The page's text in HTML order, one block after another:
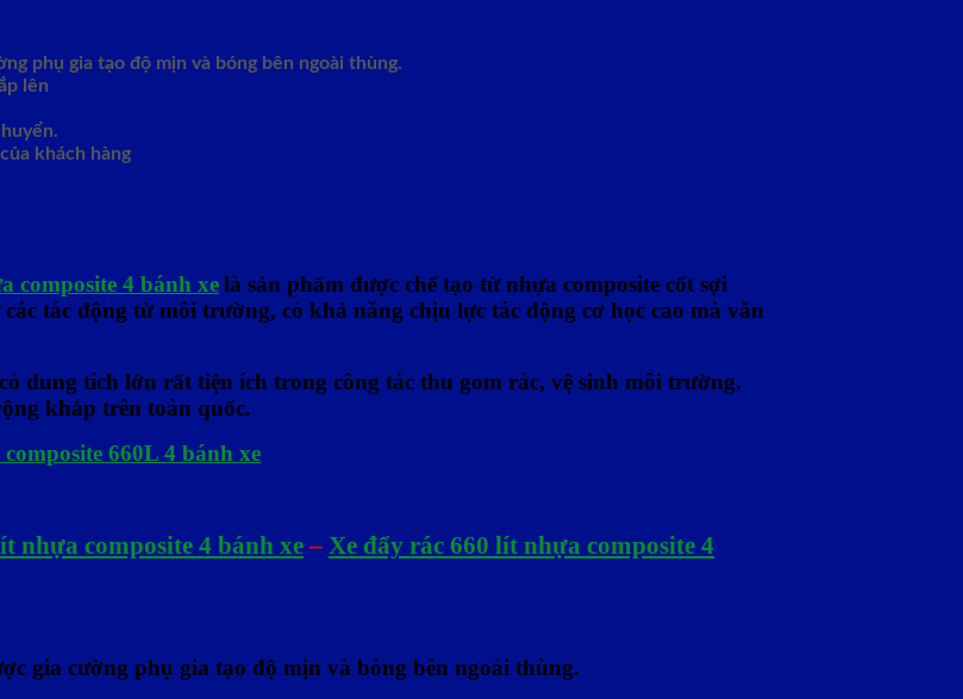
phụ gia tạo độ mịn và bóng bên ngoài thùng.
lên
khách hàng
composite 4 bánh xelà sản phẩm được chế tạo từ nhựa composite cốt sợi
tác động từ môi trường, có khả năng chịu lực tác động cơ học cao mà vẫn
dung tích lớn rất tiện ích trong công tác thu gom rác, vệ sinh môi trường.
khắp trên toàn quốc.
nhựa composite 4 bánh xe– Xe đẩy rác 660 lít nhựa composite 4
gia cường phụ gia tạo độ mịn và bóng bên ngoài thùng.